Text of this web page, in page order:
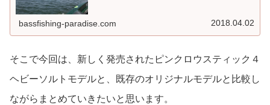
bassfishing-paradise.com 2018.04.02
そこで今回は、新しく発売されたピンクロウスティック４
ヘビーソルトモデルと、既存のオリジナルモデルと比較し
ながらまとめていきたいと思います。